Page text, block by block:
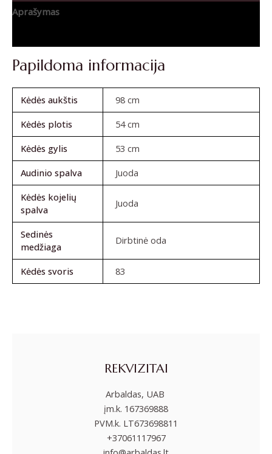
Aprašymas
Papildoma informacija
Kėdės aukštis
98 cm
Kėdės plotis
54 cm
Kėdės gylis
53 cm
Audinio spalva
Juoda
Kėdės kojelių
spalva
Juoda
Sedinės
medžiaga
Dirbtinė oda
Kėdės svoris 83
REKVIZITAI
Arbaldas, UAB
įm.k. 167369888
PVM.k. LT673698811
+37061117967